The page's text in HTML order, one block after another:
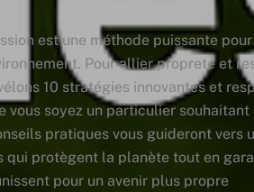
est une méthode puissante
Pour allier propreté et
10 stratégies innovantes et
vous soyez un particulier
pratiques vous guideront
qui protègent la planète tout en
pour un avenir plus propre